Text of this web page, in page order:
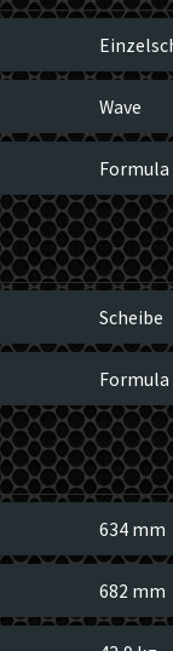
Wave
Formula
Scheibe
Formula
634 mm
682 mm